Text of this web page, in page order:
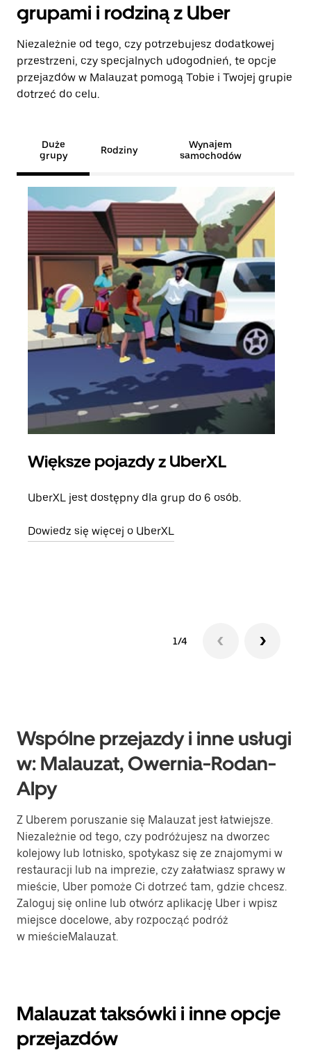
grupami i rodziną z Uber
Niezależnie od tego, czy potrzebujesz dodatkowej
przestrzeni, czy specjalnych udogodnień, te opcje
przejazdów w Malauzat pomogą Tobie i Twojej grupie
dotrzeć do celu.
Duże
grupy
Rodziny
Wynajem
samochodów
Większe pojazdy z UberXL
UberXL jest dostępny dla grup do 6 osób.
Dowiedz się więcej o UberXL
1/4
Wspólne przejazdy i inne usługi
w: Malauzat, Owernia-Rodan-
Alpy
Z Uberem poruszanie się Malauzat jest łatwiejsze.
Niezależnie od tego, czy podróżujesz na dworzec
kolejowy lub lotnisko, spotykasz się ze znajomymi w
restauracji lub na imprezie, czy załatwiasz sprawy w
mieście, Uber pomoże Ci dotrzeć tam, gdzie chcesz.
Zaloguj się online lub otwórz aplikację Uber i wpisz
miejsce docelowe, aby rozpocząć podróż
w mieścieMalauzat.
Malauzat taksówki i inne opcje
przejazdów